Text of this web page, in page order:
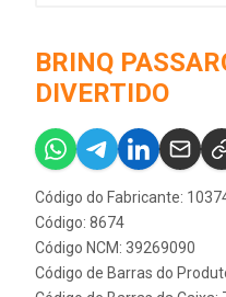
BRINQ
DIVERTIDO
Código do Fabricante:
Código: 8674
Código NCM: 39269090
Código de Barras do